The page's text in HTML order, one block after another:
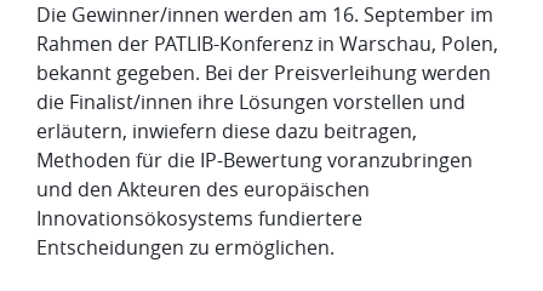
Die Gewinner/innen werden am 16. September im
Rahmen der PATLIB-Konferenz in Warschau, Polen,
bekannt gegeben. Bei der Preisverleihung werden
die Finalist/innen ihre Lösungen vorstellen und
erläutern, inwiefern diese dazu beitragen,
Methoden für die IP-Bewertung voranzubringen
und den Akteuren des europäischen
Innovationsökosystems fundiertere
Entscheidungen zu ermöglichen.